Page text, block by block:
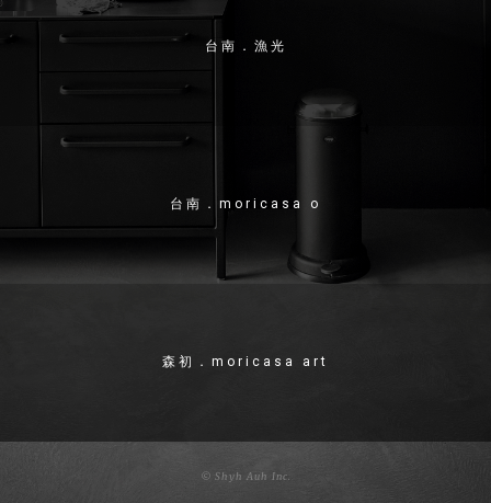
台南．漁光
台南．moricasa o
森初．moricasa art
© Shyh Auh Inc.